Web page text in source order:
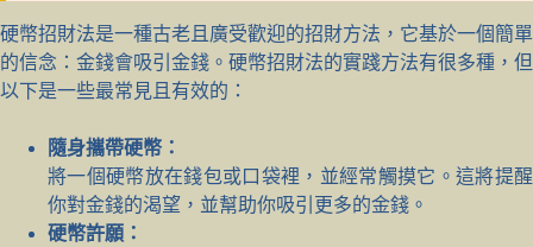
硬幣招財法是一種古老且廣受歡迎的招財方法，它基於一個簡單
的信念：金錢會吸引金錢。硬幣招財法的實踐方法有很多種，但
以下是一些最常見且有效的：
隨身攜帶硬幣：
將一個硬幣放在錢包或口袋裡，並經常觸摸它。這將提醒
你對金錢的渴望，並幫助你吸引更多的金錢。
硬幣許願：